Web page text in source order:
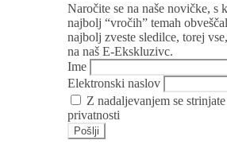
Naročite se na naše novičke, s
najbolj “vročih” temah
najbolj zveste sledilce, torej
na naš E-Ekskluzivc.
Ime
Elektronski naslov
Z nadaljevanjem se
privatnosti